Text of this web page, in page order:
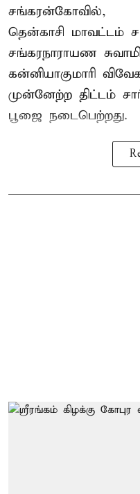
சங்கரன்கோவில்,
தென்காசி மாவட்டம்
சங்கரநாராயண
கன்னியாகுமாரி
முன்னேற்ற திட்டம்
பூஜை நடைபெற்றது.